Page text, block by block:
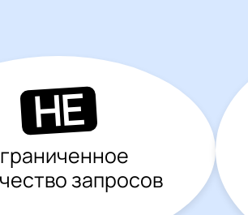
НЕ
запросов